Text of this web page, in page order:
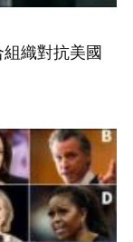
織對抗美國